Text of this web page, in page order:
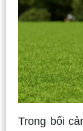
Trong bối